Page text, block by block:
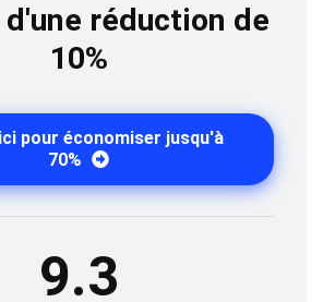
réduction de
10%
pour économiser jusqu'à
70%
9.3